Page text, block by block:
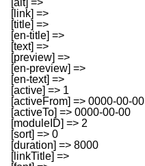
    [link] =>
    [title] =>
    [en-title] =>
    [text] =>
    [preview] =>
    [en-preview] =>
    [en-text] =>
    [active] => 1
    [activeFrom] => 0000-00-00
    [activeTo] => 0000-00-00
    [moduleID] => 2
    [sort] => 0
    [duration] => 8000
    [linkTitle] =>